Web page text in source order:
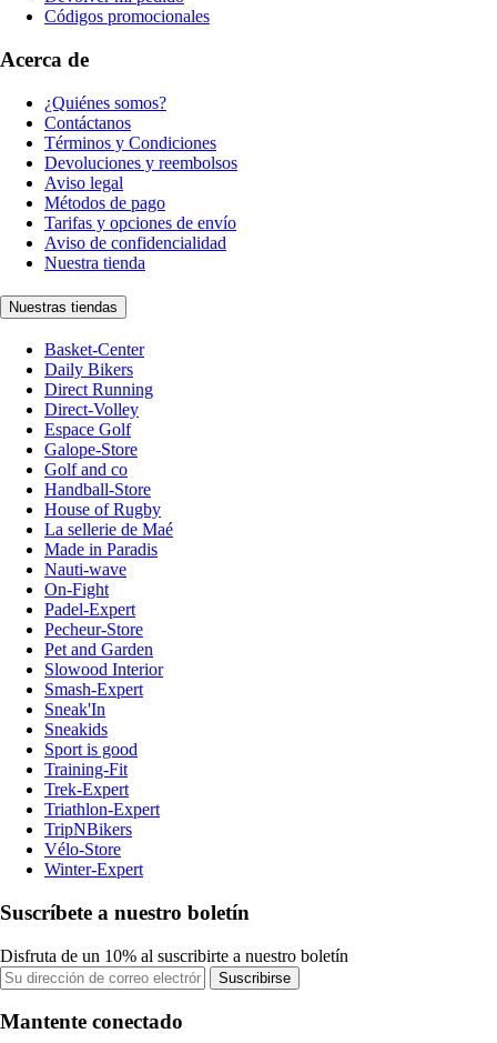
Códigos promocionales
Acerca de
¿Quiénes somos?
Contáctanos
Términos y Condiciones
Devoluciones y reembolsos
Aviso legal
Métodos de pago
Tarifas y opciones de envío
Aviso de confidencialidad
Nuestra tienda
Nuestras tiendas
Basket-Center
Daily Bikers
Direct Running
Direct-Volley
Espace Golf
Galope-Store
Golf and co
Handball-Store
House of Rugby
La sellerie de Maé
Made in Paradis
Nauti-wave
On-Fight
Padel-Expert
Pecheur-Store
Pet and Garden
Slowood Interior
Smash-Expert
Sneak'In
Sneakids
Sport is good
Training-Fit
Trek-Expert
Triathlon-Expert
TripNBikers
Vélo-Store
Winter-Expert
Suscríbete a nuestro boletín
Disfruta de un 10% al suscribirte a nuestro boletín
Suscribirse
Mantente conectado